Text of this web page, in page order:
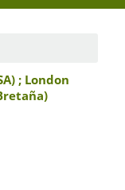
; London